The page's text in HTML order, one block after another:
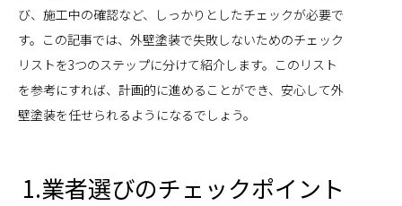
び、施工中の確認など、しっかりとしたチェックが必要で
す。この記事では、外壁塗装で失敗しないためのチェック
リストを3つのステップに分けて紹介します。このリスト
を参考にすれば、計画的に進めることができ、安心して外
壁塗装を任せられるようになるでしょう。
1.業者選びのチェックポイント